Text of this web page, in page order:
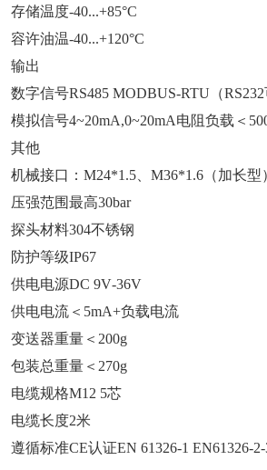
存储温度‐40...+85°C
容许油温‐40...+120°C
输出
数字信号RS485 MODBUS-RTU（RS232
模拟信号4~20mA,0~20mA电阻负载＜
其他
机械接口：M24*1.5、M36*1.6（加长型
压强范围最高30bar
探头材料304不锈钢
防护等级IP67
供电电源DC 9V‐36V
供电电流＜5mA+负载电流
变送器重量＜200g
包装总重量＜270g
电缆规格M12 5芯
电缆长度2米
遵循标准CE认证EN 61326‐1